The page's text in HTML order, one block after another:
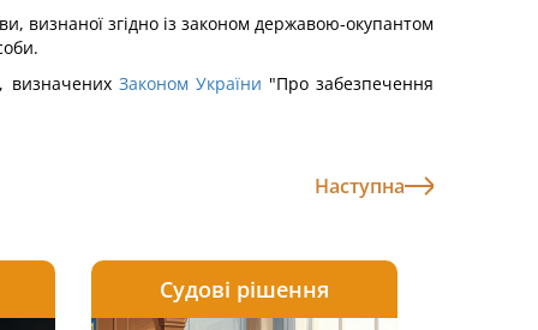
визнаної згідно із законом державою-окупантом
визначених Законом України "Про забезпечення
Наступна
Судові рішення